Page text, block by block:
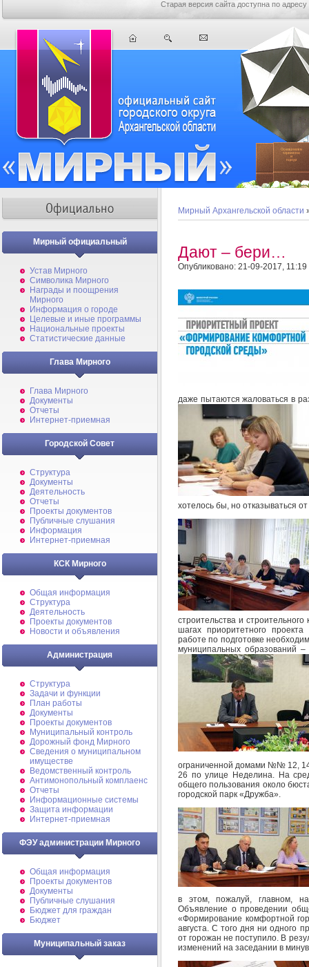
Старая версия сайта доступна по адресу
Мирный официальный
Устав Мирного
Символика Мирного
Награды и поощрения
Мирного
Информация о городе
Целевые и иные программы
Национальные проекты
Статистические данные
Глава Мирного
Глава Мирного
Документы
Отчеты
Интернет-приемная
Городской Совет
Структура
Документы
Деятельность
Отчеты
Проекты документов
Публичные слушания
Информация
Интернет-приемная
КСК Мирного
Общая информация
Структура
Деятельность
Проекты документов
Новости и объявления
Администрация
Структура
Задачи и функции
План работы
Документы
Проекты документов
Муниципальный контроль
Дорожный фонд Мирного
Cведения о муниципальном
имуществе
Ведомственный контроль
Антимонопольный комплаенс
Отчеты
Информационные системы
Защита информации
Интернет-приемная
ФЭУ администрации Мирного
Общая информация
Проекты документов
Документы
Публичные слушания
Бюджет для граждан
Бюджет
Муниципальный заказ
Мирный Архангельской области
Дают – бери…
Опубликовано: 21-09-2017, 11:19
даже пытаются жаловаться в
хотелось бы, но отказываться
строительства и
шагах приоритетного
работе по подготовке
муниципальных образований
ограниченной домами №№ 12,
26 по улице Неделина. На
общего пользования около
городской парк «Дружба».
в этом, пожалуй, главном,
Объявление о проведении
«Формирование комфортной
августа. С того дня ни одного
от горожан не поступило. В
изменений на заседании в